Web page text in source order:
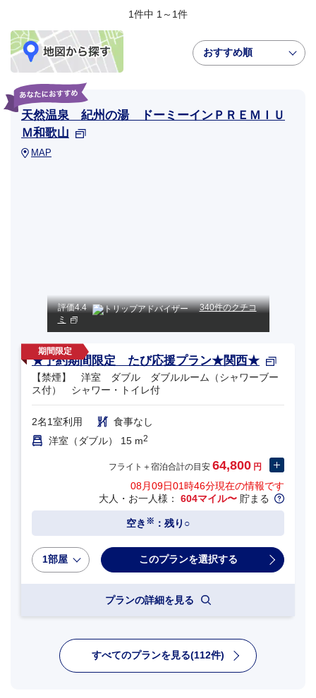
1件中 1～1件
おすすめ順
天然温泉 紀州の湯 ドーミーインＰＲＥＭＩＵ
Ｍ和歌山
MAP
評価4.4
340件のクチコ
ミ
★予約期間限定 たび応援プラン★関西★
【禁煙】 洋室 ダブル ダブルルーム（シャワーブー
ス付） シャワー・トイレ付
2名1室利用
食事なし
洋室（ダブル） 15 m2
フライト＋宿泊合計の目安 64,800 円
08月09日01時46分現在の情報です
大人・お一人様： 604マイル〜 貯まる
空き ※ ：残り○
1部屋
プランの詳細を見る
すべてのプランを見る(112件)